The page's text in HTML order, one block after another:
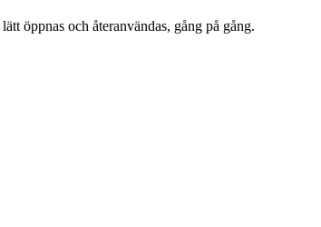
öppnas och återanvändas, gång på gång.